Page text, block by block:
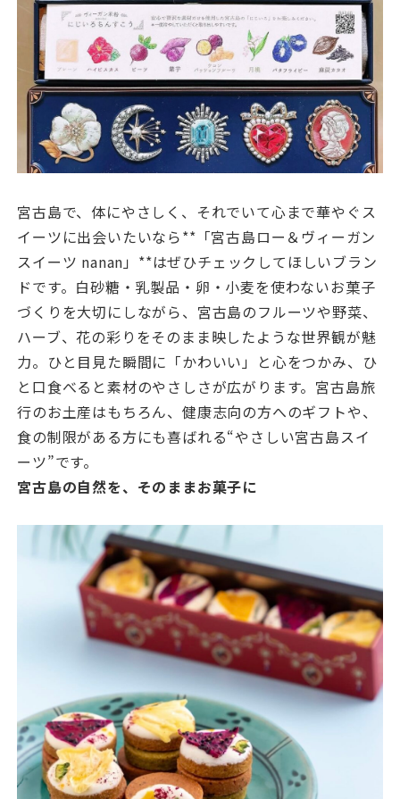
宮古島で、体にやさしく、それでいて心まで華やぐス
イーツに出会いたいなら**「宮古島ロー＆ヴィーガン
スイーツ nanan」**はぜひチェックしてほしいブラン
ドです。白砂糖・乳製品・卵・小麦を使わないお菓子
づくりを大切にしながら、宮古島のフルーツや野菜、
ハーブ、花の彩りをそのまま映したような世界観が魅
力。ひと目見た瞬間に「かわいい」と心をつかみ、ひ
と口食べると素材のやさしさが広がります。宮古島旅
行のお土産はもちろん、健康志向の方へのギフトや、
食の制限がある方にも喜ばれる“やさしい宮古島スイ
ーツ”です。
宮古島の自然を、そのままお菓子に